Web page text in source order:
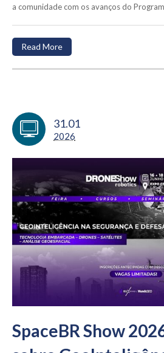
a comunidade com os avanços do
Read More
31.01
2026
SpaceBR Show